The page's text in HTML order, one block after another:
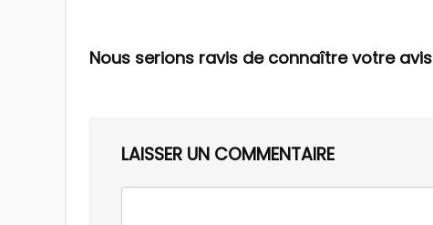
Nous serions ravis de connaître votre avis
LAISSER UN COMMENTAIRE